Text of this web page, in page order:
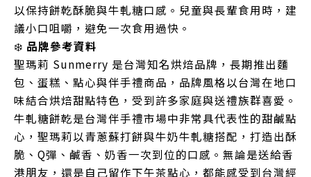
以保持餅乾酥脆與牛軋糖口感。兒童與長輩食用時，建
議小口咀嚼，避免一次食用過快。
❄️ 品牌參考資料
聖瑪莉 Sunmerry 是台灣知名烘焙品牌，長期推出麵
包、蛋糕、點心與伴手禮商品，品牌風格以台灣在地口
味結合烘焙甜點特色，受到許多家庭與送禮族群喜愛。
牛軋糖餅乾是台灣伴手禮市場中非常具代表性的甜鹹點
心，聖瑪莉以青蔥蘇打餅與牛奶牛軋糖搭配，打造出酥
脆、Q彈、鹹香、奶香一次到位的口感。無論是送給香
港朋友，還是自己留作下午茶點心，都能感受到台灣經